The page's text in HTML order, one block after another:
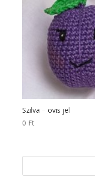
Szilva – ovis jel
0 Ft